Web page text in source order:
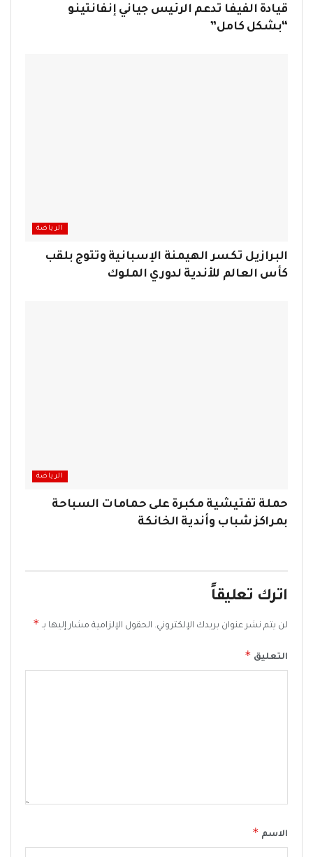
قيادة الفيفا تدعم الرئيس جياني إنفانتينو
“بشكل كامل”
الرياضة
البرازيل تكسر الهيمنة الإسبانية وتتوج بلقب
كأس العالم للأندية لدوري الملوك
الرياضة
حملة تفتيشية مكبرة على حمامات السباحة
بمراكز شباب وأندية الخانكة
اترك تعليقاً
لن يتم نشر عنوان بريدك الإلكتروني. الحقول الإلزامية مشار إليها بـ *
التعليق *
الاسم *